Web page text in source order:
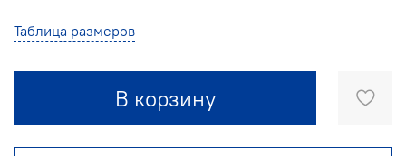
Таблица размеров
В корзину